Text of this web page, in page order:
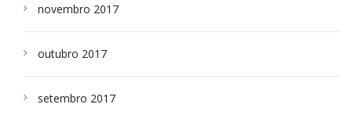
novembro 2017
outubro 2017
setembro 2017